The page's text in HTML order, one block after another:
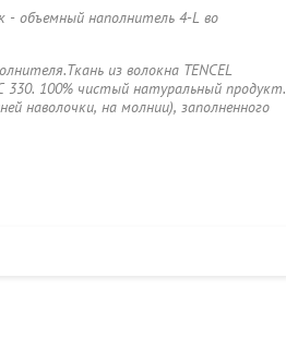
- объемный наполнитель 4-L во
из волокна TENCEL
100% чистый натуральный продукт.
наволочки, на молнии), заполненного